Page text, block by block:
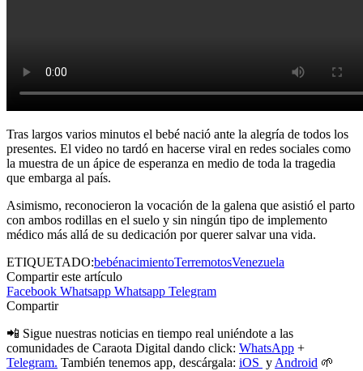
Tras largos varios minutos el bebé nació ante la alegría de todos los
presentes. El video no tardó en hacerse viral en redes sociales como
la muestra de un ápice de esperanza en medio de toda la tragedia
que embarga al país.
Asimismo, reconocieron la vocación de la galena que asistió el parto
con ambos rodillas en el suelo y sin ningún tipo de implemento
médico más allá de su dedicación por querer salvar una vida.
ETIQUETADO:bebénacimientoTerremotosVenezuela
Compartir este artículo
Facebook Whatsapp Whatsapp Telegram
Compartir
📲 Sigue nuestras noticias en tiempo real uniéndote a las
comunidades de Caraota Digital dando click: WhatsApp +
Telegram. También tenemos app, descárgala: iOS y Android 🌱